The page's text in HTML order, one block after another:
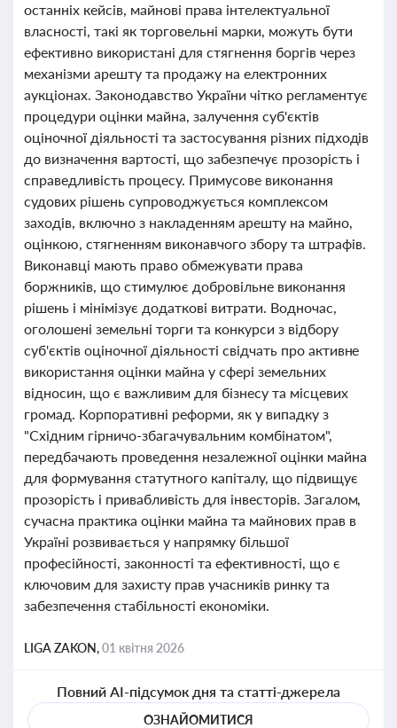
останніх кейсів, майнові права інтелектуальної
власності, такі як торговельні марки, можуть бути
ефективно використані для стягнення боргів через
механізми арешту та продажу на електронних
аукціонах. Законодавство України чітко регламентує
процедури оцінки майна, залучення суб'єктів
оціночної діяльності та застосування різних підходів
до визначення вартості, що забезпечує прозорість і
справедливість процесу. Примусове виконання
судових рішень супроводжується комплексом
заходів, включно з накладенням арешту на майно,
оцінкою, стягненням виконавчого збору та штрафів.
Виконавці мають право обмежувати права
боржників, що стимулює добровільне виконання
рішень і мінімізує додаткові витрати. Водночас,
оголошені земельні торги та конкурси з відбору
суб'єктів оціночної діяльності свідчать про активне
використання оцінки майна у сфері земельних
відносин, що є важливим для бізнесу та місцевих
громад. Корпоративні реформи, як у випадку з
"Східним гірничо-збагачувальним комбінатом",
передбачають проведення незалежної оцінки майна
для формування статутного капіталу, що підвищує
прозорість і привабливість для інвесторів. Загалом,
сучасна практика оцінки майна та майнових прав в
Україні розвивається у напрямку більшої
професійності, законності та ефективності, що є
ключовим для захисту прав учасників ринку та
забезпечення стабільності економіки.
LIGA ZAKON,01 квітня 2026
Повний AI-підсумок дня та статті-джерела
ОЗНАЙОМИТИСЯ